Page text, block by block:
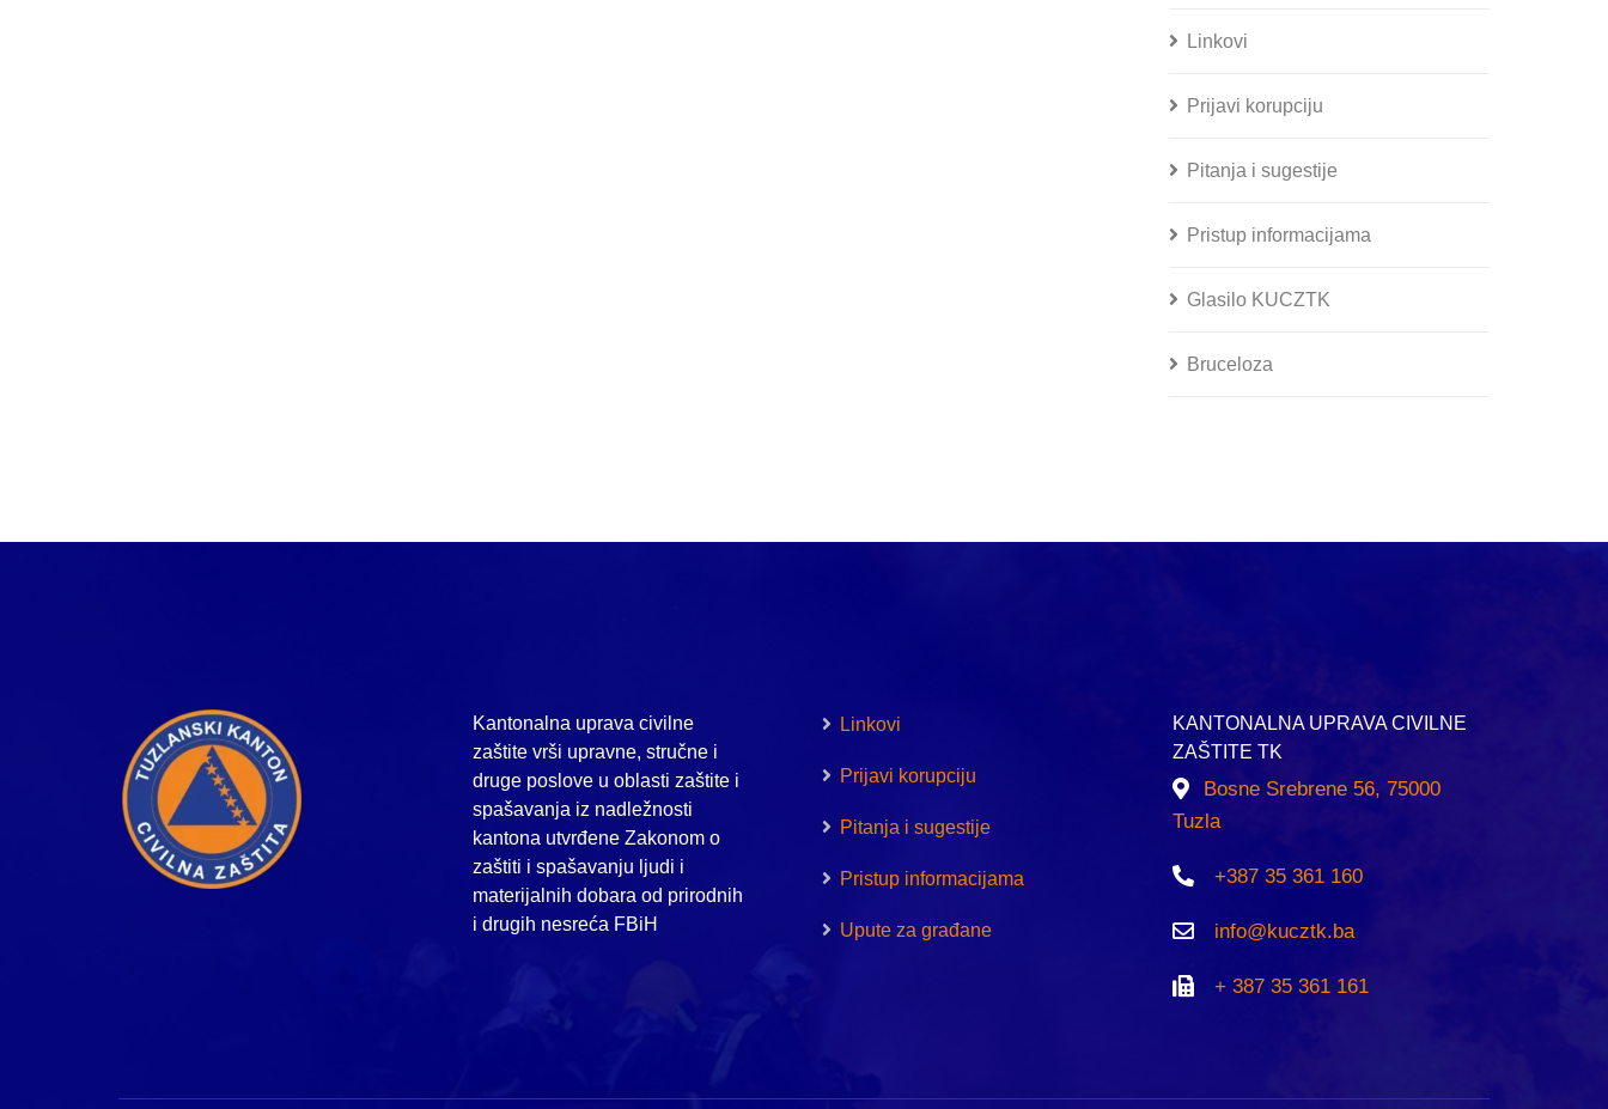
Linkovi
Prijavi korupciju
Pitanja i sugestije
Pristup informacijama
Glasilo KUCZTK
Bruceloza
Kantonalna uprava civilne
zaštite vrši upravne, stručne i
druge poslove u oblasti zaštite i
spašavanja iz nadležnosti
kantona utvrđene Zakonom o
zaštiti i spašavanju ljudi i
materijalnih dobara od prirodnih
i drugih nesreća FBiH
Linkovi
Prijavi korupciju
Pitanja i sugestije
Pristup informacijama
Upute za građane
KANTONALNA UPRAVA CIVILNE
ZAŠTITE TK
Bosne Srebrene 56, 75000
Tuzla
+387 35 361 160
info@kucztk.ba
+ 387 35 361 161